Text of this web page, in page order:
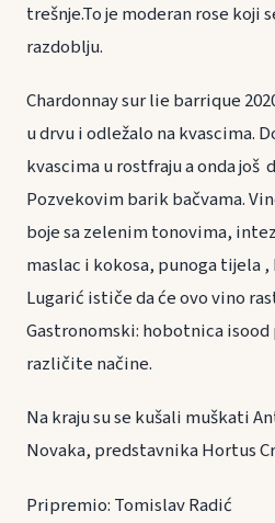
trešnje.To je moderan rose koji
razdoblju.
Chardonnay sur lie barrique
u drvu i odležalo na kvascima.
kvascima u rostfraju a onda još
Pozvekovim barik bačvama.
boje sa zelenim tonovima,
maslac i kokosa, punoga tijela
Lugarić ističe da će ovo vino
Gastronomski: hobotnica
različite načine.
Na kraju su se kušali muškati
Novaka, predstavnika Hortus
Pripremio: Tomislav Radić